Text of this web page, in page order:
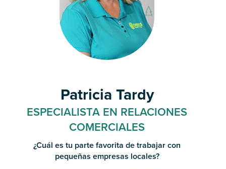
Patricia Tardy
ESPECIALISTA EN RELACIONES
COMERCIALES
¿Cuál es tu parte favorita de trabajar con
pequeñas empresas locales?